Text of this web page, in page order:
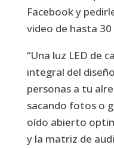
Facebook y
video de hasta 30
“Una luz LED de
integral del
personas a tu
sacando fotos o
oído abierto
y la matriz de